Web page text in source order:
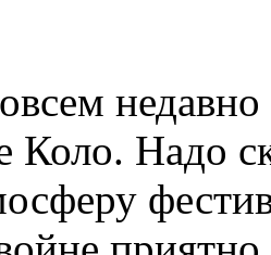
недавно
Коло. Надо